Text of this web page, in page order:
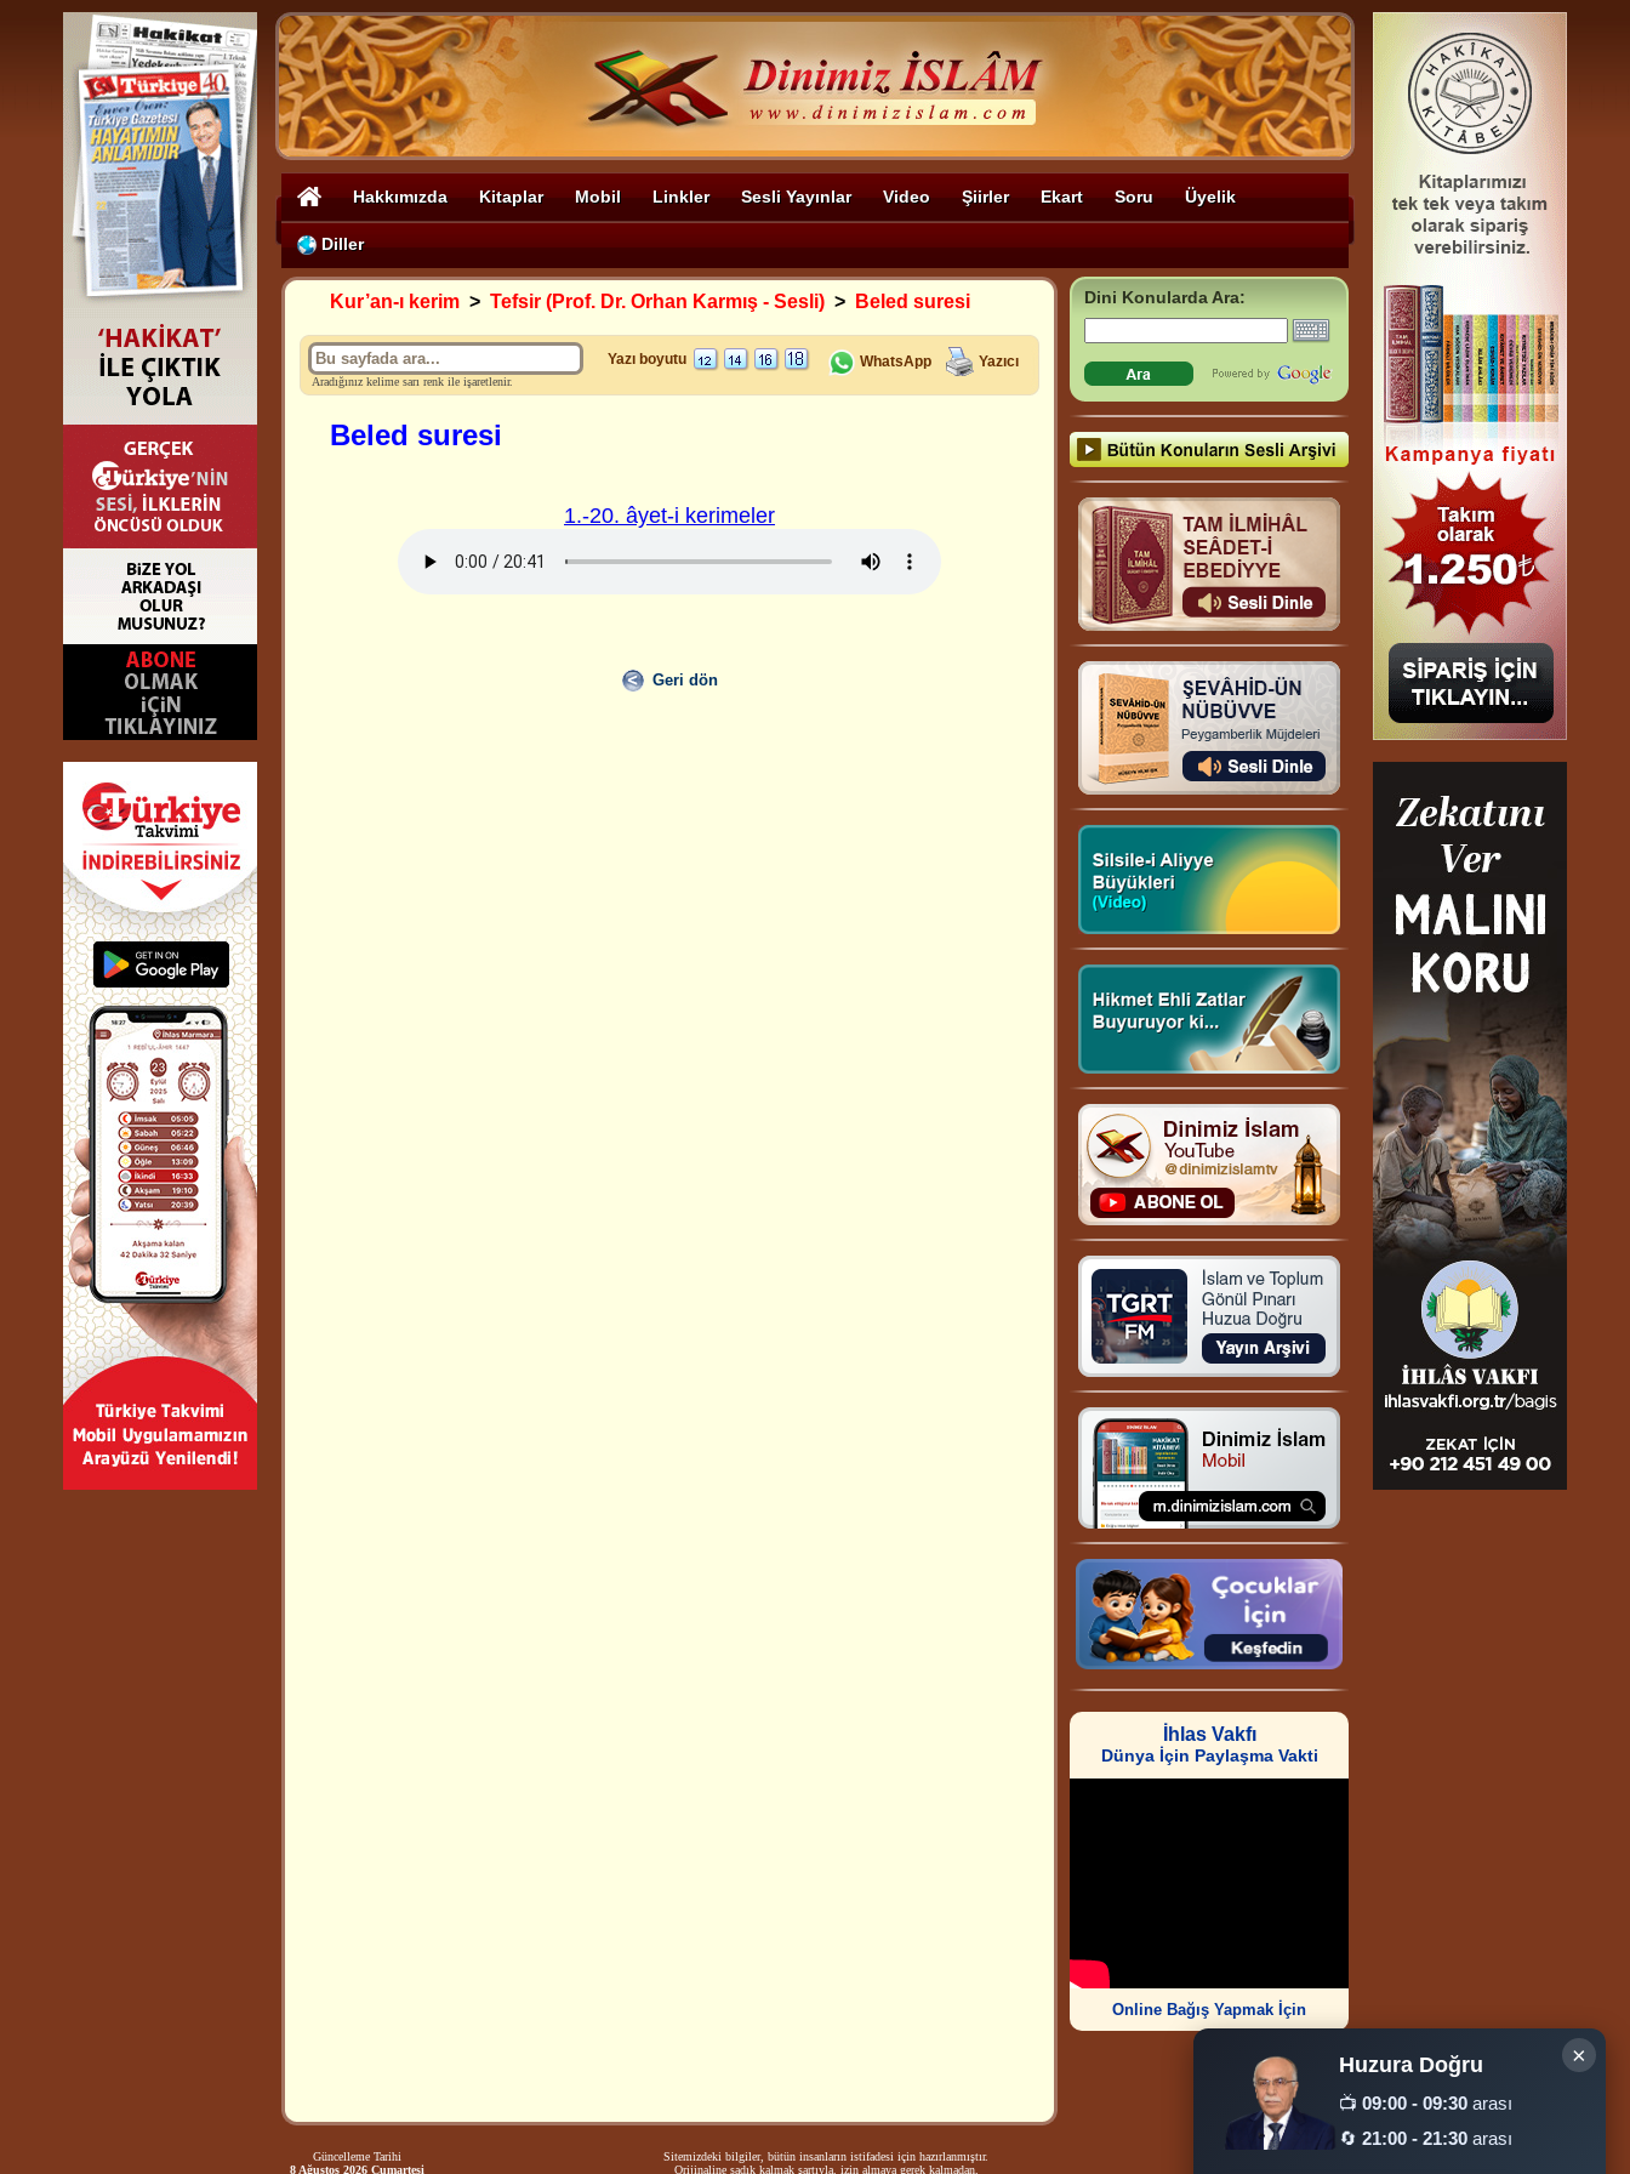
Hakkımızda Kitaplar Mobil Linkler Sesli Yayınlar Video Şiirler Ekart Soru Üyelik
Diller
Kur’an-ı kerim > Tefsir (Prof. Dr. Orhan Karmış - Sesli) > Beled suresi
Aradığınız kelime sarı renk ile işaretlenir.
Yazı boyutu WhatsApp Yazıcı
Beled suresi
1.-20. âyet-i kerimeler
Geri dön
Dini Konularda Ara:
İhlas Vakfı
Dünya İçin Paylaşma Vakti
Online Bağış Yapmak İçin
Güncelleme Tarihi
8 Ağustos 2026 Cumartesi
Sitemizdeki bilgiler, bütün insanların istifadesi için hazırlanmıştır.
Orijinaline sadık kalmak şartıyla, izin almaya gerek kalmadan,
×
Huzura Doğru
📺 09:00 - 09:30 arası
🔄 21:00 - 21:30 arası